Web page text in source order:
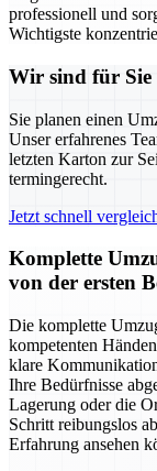
professionell und
Wichtigste
Wir sind für Sie
Sie planen einen
Unser erfahrenes
letzten Karton zur
termingerecht.
Jetzt schnell
Komplette
von der ersten
Die komplette
kompetenten
klare
Ihre Bedürfnisse
Lagerung oder die
Schritt reibungslos
Erfahrung ansehen